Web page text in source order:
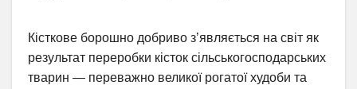
Кісткове борошно добриво з’являється на світ як
результат переробки кісток сільськогосподарських
тварин — переважно великої рогатої худоби та